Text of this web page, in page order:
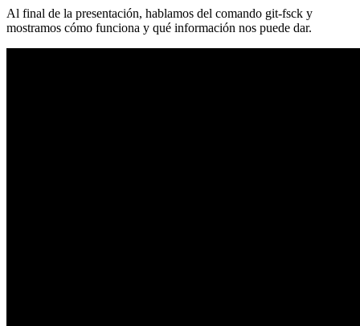
Al final de la presentación, hablamos del comando git-fsck y
mostramos cómo funciona y qué información nos puede dar.